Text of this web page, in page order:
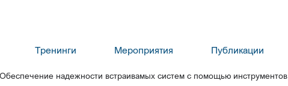
Тренинги Мероприятия Публикации
Обеспечение надежности встраивамых систем с помощью